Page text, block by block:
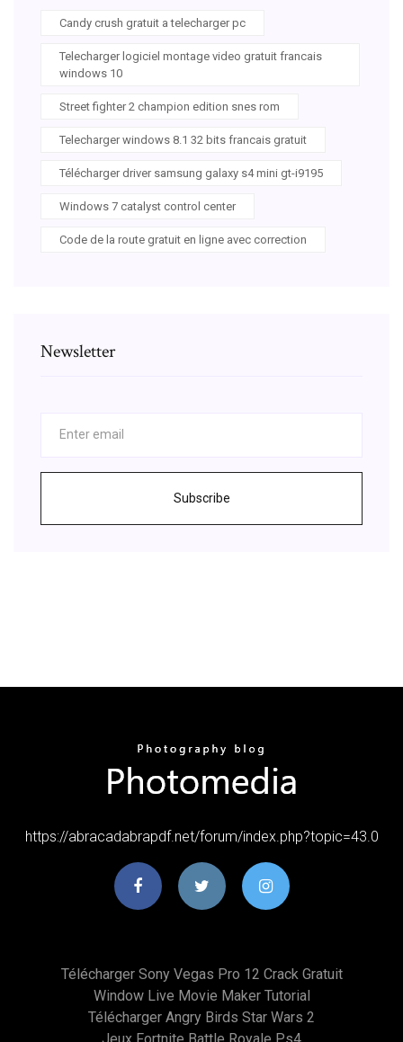
Candy crush gratuit a telecharger pc
Telecharger logiciel montage video gratuit francais
windows 10
Street fighter 2 champion edition snes rom
Telecharger windows 8.1 32 bits francais gratuit
Télécharger driver samsung galaxy s4 mini gt-i9195
Windows 7 catalyst control center
Code de la route gratuit en ligne avec correction
Newsletter
Subscribe
https://abracadabrapdf.net/forum/index.php?topic=43.0
Télécharger Sony Vegas Pro 12 Crack Gratuit
Window Live Movie Maker Tutorial
Télécharger Angry Birds Star Wars 2